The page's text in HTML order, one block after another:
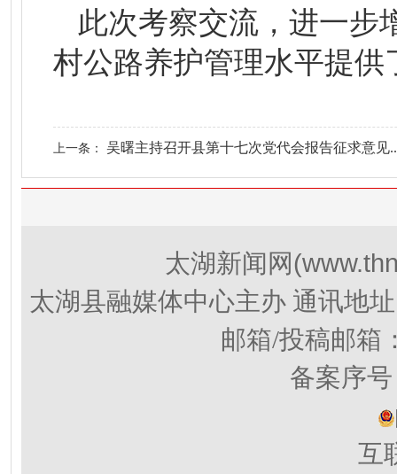
此次考察交流，进一步
村公路养护管理水平提
上一条： 吴曙主持召开县第十七次党代会报告征求意见
太湖新闻网
太湖县融媒体中心主办 通讯地
邮箱/投稿邮箱
备案序
互